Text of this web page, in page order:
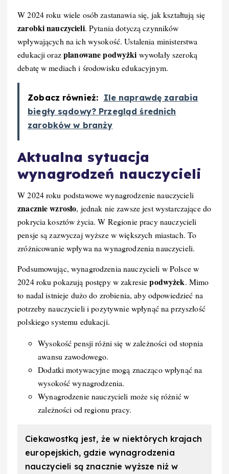
W 2024 roku wiele osób zastanawia się, jak kształtują się
zarobki nauczycieli. Pytania dotyczą czynników
wpływających na ich wysokość. Ustalenia ministerstwa
edukacji orazplanowane podwyżki wywołały szeroką
debatę w mediach i środowisku edukacyjnym.
Zobacz również: Ile naprawdę zarabia
biegły sądowy? Przegląd średnich
zarobków w branży
Aktualna sytuacja
wynagrodzeń nauczycieli
W 2024 roku podstawowe wynagrodzenie nauczycieli
znacznie wzrosło, jednak nie zawsze jest wystarczające do
pokrycia kosztów życia. W Regionie pracy nauczycieli
pensje są zazwyczaj wyższe w większych miastach. To
zróżnicowanie wpływa na wynagrodzenia nauczycieli.
Podsumowując, wynagrodzenia nauczycieli w Polsce w
2024 roku pokazują postępy w zakresiepodwyżek. Mimo
to nadal istnieje dużo do zrobienia, aby odpowiedzieć na
potrzeby nauczycieli i pozytywnie wpłynąć na przyszłość
polskiego systemu edukacji.
Wysokość pensji różni się w zależności od stopnia
awansu zawodowego.
Dodatki motywacyjne mogą znacząco wpłynąć na
wysokość wynagrodzenia.
Wynagrodzenie nauczycieli może się różnić w
zależności od regionu pracy.
Ciekawostką jest, że w niektórych krajach
europejskich, gdzie wynagrodzenia
nauczycieli są znacznie wyższe niż w